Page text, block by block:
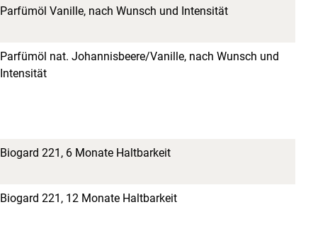
Parfümöl Vanille, nach Wunsch und Intensität
Parfümöl nat. Johannisbeere/Vanille, nach Wunsch und
Intensität
Biogard 221, 6 Monate Haltbarkeit
Biogard 221, 12 Monate Haltbarkeit